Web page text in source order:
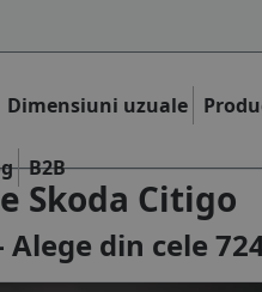
Dimensiuni uzuale
B2B
Skoda Citigo
Alege din cele